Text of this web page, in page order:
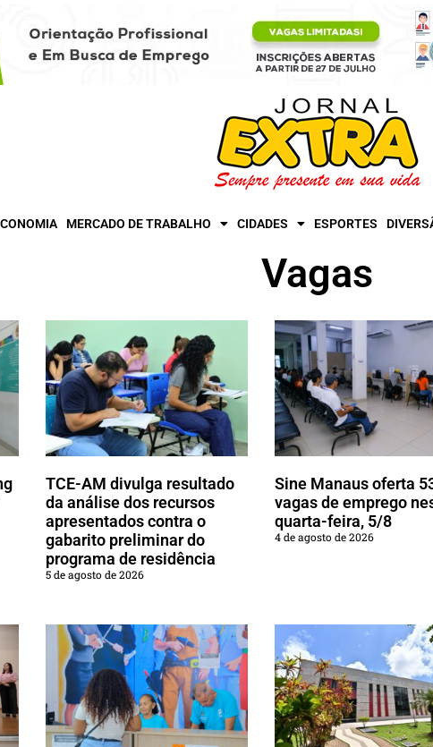
MERCADO DE TRABALHO CIDADES ESPORTES
Vagas
TCE-AM divulga resultado
da análise dos recursos
apresentados contra o
gabarito preliminar do
programa de residência
5 de agosto de 2026
Sine Manaus oferta
vagas de emprego
quarta-feira, 5/8
4 de agosto de 2026